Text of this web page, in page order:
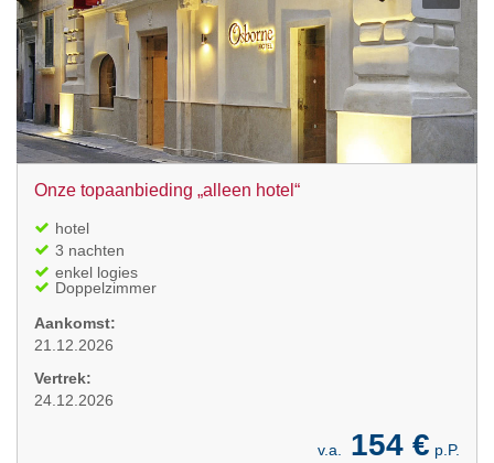
Onze topaanbieding „alleen hotel“
hotel
3 nachten
enkel logies
Doppelzimmer
Aankomst:
21.12.2026
Vertrek:
24.12.2026
v.a. 154 € p.P.